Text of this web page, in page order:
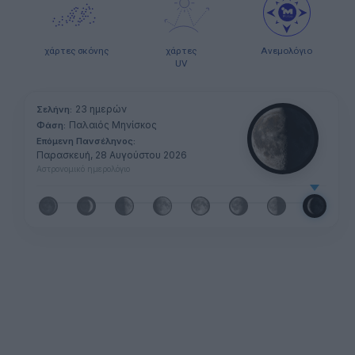
χάρτες σκόνης
χάρτες
UV
Ανεμολόγιο
Σελήνη: 23 ημερών
Φάση: Παλαιός Μηνίσκος
Επόμενη Πανσέληνος:
Παρασκευή, 28 Αυγούστου 2026
Αστρονομικό ημερολόγιο